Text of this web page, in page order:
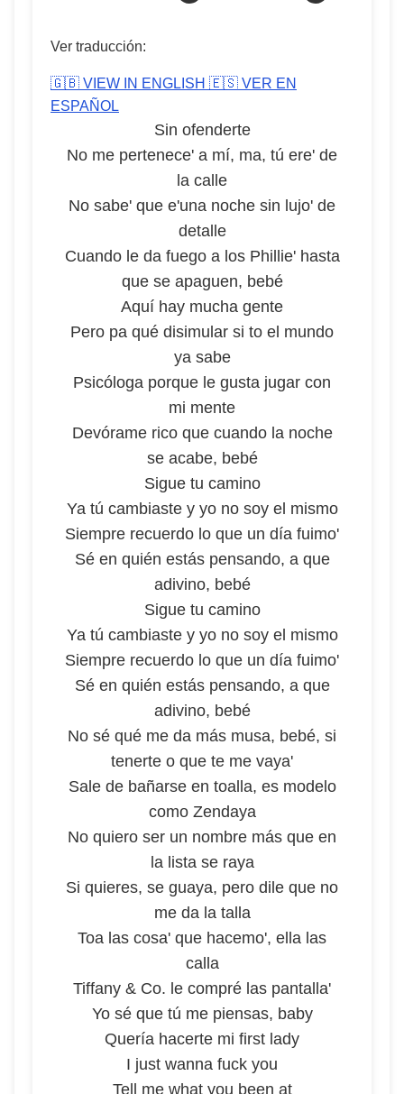
Ver traducción:
🇬🇧 VIEW IN ENGLISH 🇪🇸 VER EN
ESPAÑOL
Sin ofenderte
No me pertenece' a mí, ma, tú ere' de
la calle
No sabe' que e'una noche sin lujo' de
detalle
Cuando le da fuego a los Phillie' hasta
que se apaguen, bebé
Aquí hay mucha gente
Pero pa qué disimular si to el mundo
ya sabe
Psicóloga porque le gusta jugar con
mi mente
Devórame rico que cuando la noche
se acabe, bebé
Sigue tu camino
Ya tú cambiaste y yo no soy el mismo
Siempre recuerdo lo que un día fuimo'
Sé en quién estás pensando, a que
adivino, bebé
Sigue tu camino
Ya tú cambiaste y yo no soy el mismo
Siempre recuerdo lo que un día fuimo'
Sé en quién estás pensando, a que
adivino, bebé
No sé qué me da más musa, bebé, si
tenerte o que te me vaya'
Sale de bañarse en toalla, es modelo
como Zendaya
No quiero ser un nombre más que en
la lista se raya
Si quieres, se guaya, pero dile que no
me da la talla
Toa las cosa' que hacemo', ella las
calla
Tiffany & Co. le compré las pantalla'
Yo sé que tú me piensas, baby
Quería hacerte mi first lady
I just wanna fuck you
Tell me what you been at